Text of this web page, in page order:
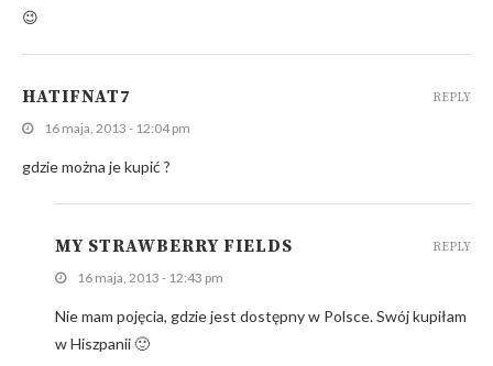
😉
HATIFNAT7
16 maja, 2013 - 12:04 pm
gdzie można je kupić ?
REPLY
MY STRAWBERRY FIELDS
16 maja, 2013 - 12:43 pm
Nie mam pojęcia, gdzie jest dostępny w Polsce. Swój kupiłam
w Hiszpanii 🙂
REPLY